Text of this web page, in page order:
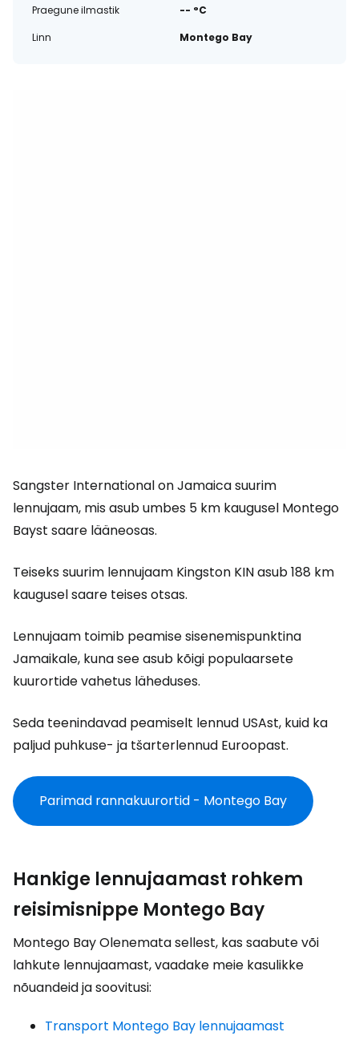
Praegune ilmastik
-- °C
Linn
Montego Bay
Sangster International on Jamaica suurim
lennujaam, mis asub umbes 5 km kaugusel Montego
Bayst saare lääneosas.
Teiseks suurim lennujaam Kingston KINasub 188 km
kaugusel saare teises otsas.
Lennujaam toimib peamise sisenemispunktina
Jamaikale, kuna see asub kõigi populaarsete
kuurortide vahetus läheduses.
Seda teenindavad peamiselt lennud USAst, kuid ka
paljud puhkuse- ja tšarterlennud Euroopast.
Parimad rannakuurortid - Montego Bay
Hankige lennujaamast rohkem
reisimisnippe Montego Bay
Montego Bay Olenemata sellest, kas saabute või
lahkute lennujaamast, vaadake meie kasulikke
nõuandeid ja soovitusi:
Transport Montego Bay lennujaamast